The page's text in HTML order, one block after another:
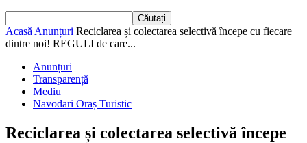
Acasă Anunțuri Reciclarea și colectarea selectivă începe cu fiecare
dintre noi! REGULI de care...
Anunțuri
Transparență
Mediu
Navodari Oraș Turistic
Reciclarea și colectarea selectivă începe